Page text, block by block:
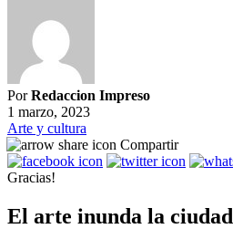
PorRedaccion Impreso
1 marzo, 2023
Arte y cultura
Compartir
Gracias!
El arte inunda la ciudad